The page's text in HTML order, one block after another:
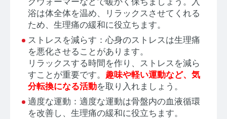
浴は体全体を温め、リラックスさせてくれる
ため、生理痛の緩和に役立ちます。
ストレスを減らす：心身のストレスは生理痛
を悪化させることがあります。
リラックスする時間を作り、ストレスを減ら
すことが重要です。 趣味や軽い運動など、気
分転換になる活動を取り入れましょう。
適度な運動：適度な運動は骨盤内の血液循環
を改善し、生理痛の緩和に役立ちます。